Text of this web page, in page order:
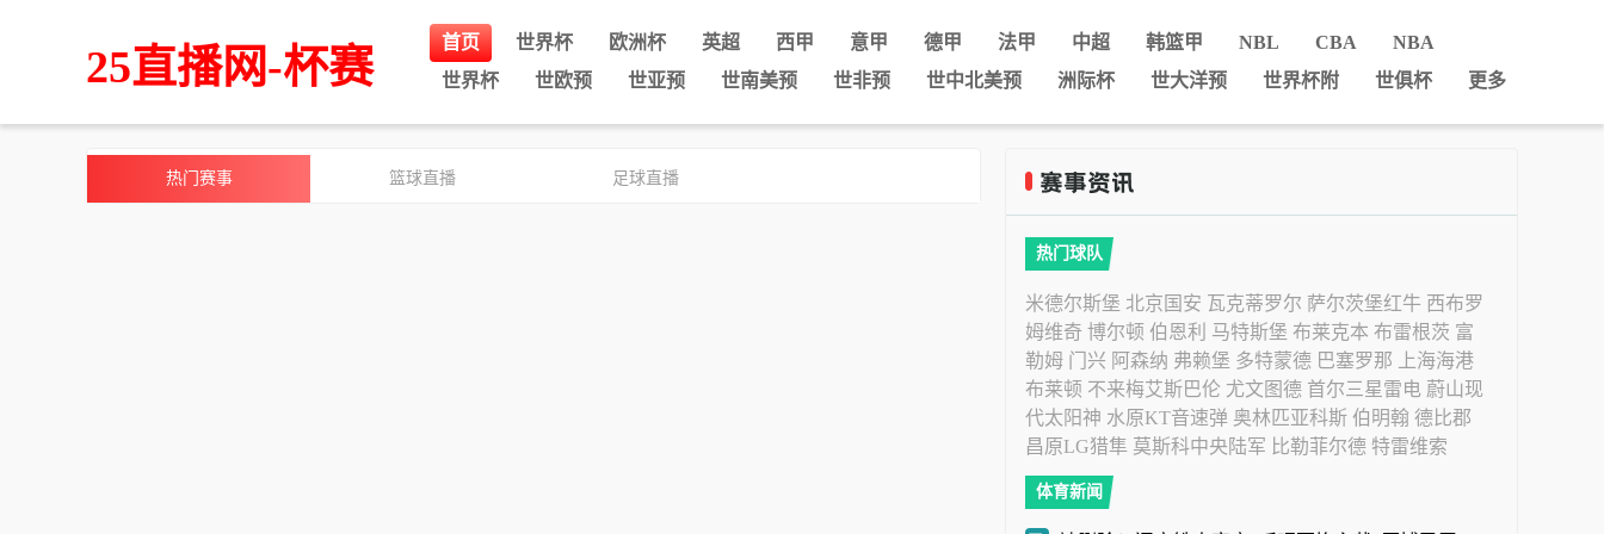
25直播网-杯赛 首页 世界杯 欧洲杯 英超 西甲 意甲 德甲 法甲 中超 韩篮甲 NBL CBA
NBA
世界杯
世欧预 世亚预 世南美预 世非预 世中北美预 洲际杯 世大洋预 世界杯附 世俱杯 更多
热门赛事 篮球直播 足球直播
热门球队
米德尔斯堡 北京国安 瓦克蒂罗尔 萨尔茨堡红牛 西布罗
姆维奇 博尔顿 伯恩利 马特斯堡 布莱克本 布雷根茨 富
勒姆 门兴 阿森纳 弗赖堡 多特蒙德 巴塞罗那
上海海港
布莱顿 不来梅艾斯巴伦 尤文图德 首尔三星雷电 蔚山现
代太阳神 水原KT音速弹 奥林匹亚科斯 伯明翰 德比郡
昌原LG猎隼 莫斯科中央陆军 比勒菲尔德 特雷维索
体育新闻